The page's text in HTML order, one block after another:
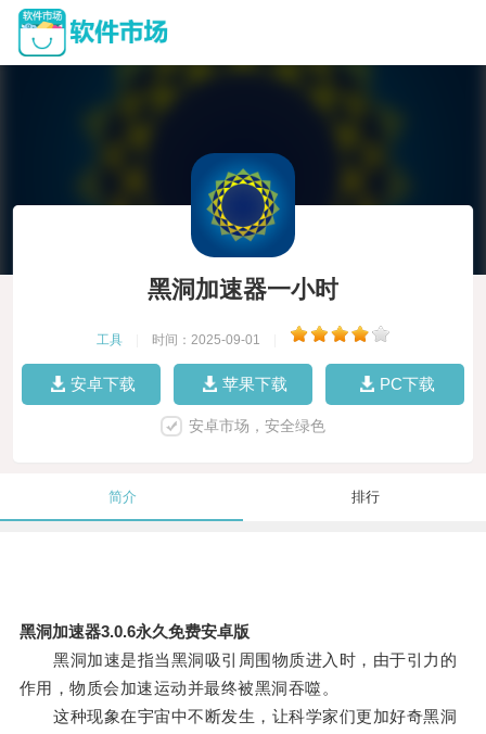
黑洞加速器一小时
工具 时间：2025-09-01
安卓下载 苹果下载 PC下载
安卓市场，安全绿色
简介 排行
黑洞加速器3.0.6永久免费安卓版
黑洞加速是指当黑洞吸引周围物质进入时，由于引力的
作用，物质会加速运动并最终被黑洞吞噬。
这种现象在宇宙中不断发生，让科学家们更加好奇黑洞